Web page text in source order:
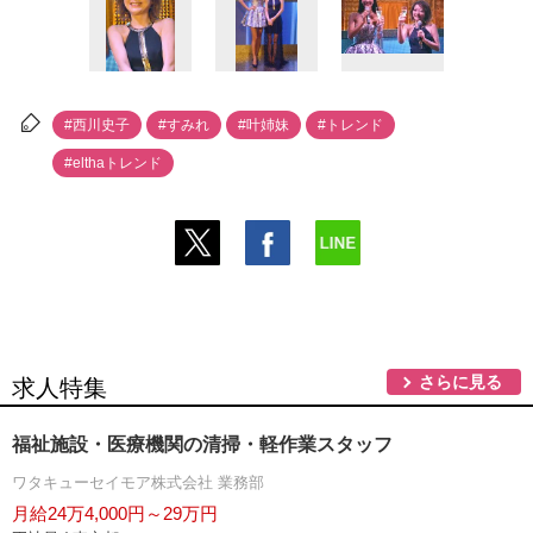
#西川史子 #すみれ #叶姉妹 #トレンド
#elthaトレンド
求人特集 さらに見る
福祉施設・医療機関の清掃・軽作業スタッフ
ワタキューセイモア株式会社 業務部
月給24万4,000円～29万円